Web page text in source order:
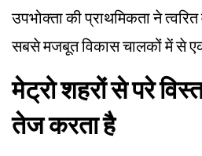
उपभोक्ता की प्राथमिकता ने
सबसे मजबूत विकास चालकों में से एक
मेट्रो शहरों से परे
तेज करता है